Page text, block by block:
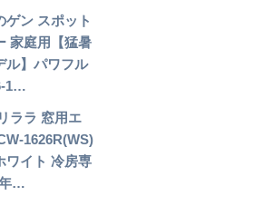
ゲン スポット
家庭用【猛暑
ル】パワフル
1…
ララ 窓用エ
1626R(WS)
ワイト 冷房専
年…